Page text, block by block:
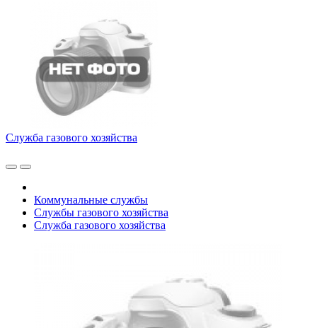
Служба газового хозяйства
Коммунальные службы
Службы газового хозяйства
Служба газового хозяйства